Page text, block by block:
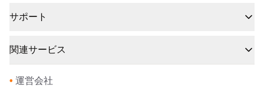
サポート
関連サービス
• 運営会社